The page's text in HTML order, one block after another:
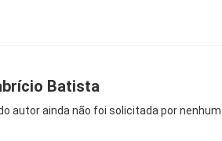
Batista
autor ainda não foi solicitada por